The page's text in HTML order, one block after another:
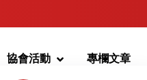
協會活動 專欄文章